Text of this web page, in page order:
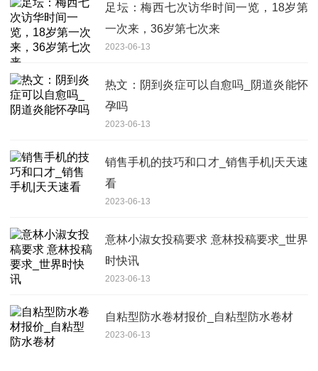
足坛：梅西七次访华时间一览，18岁第
一次来，36岁第七次来
2023-06-13
热文：阴到炎症可以自愈吗_阴道炎能怀
孕吗
2023-06-13
销售手机的技巧和口才_销售手机|天天速
看
2023-06-13
意林小淑女投稿要求 意林投稿要求_世界
时快讯
2023-06-13
自粘型防水卷材报价_自粘型防水卷材
2023-06-13